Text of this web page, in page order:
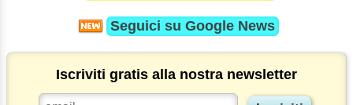
Seguici su Google News
Iscriviti gratis alla nostra newsletter